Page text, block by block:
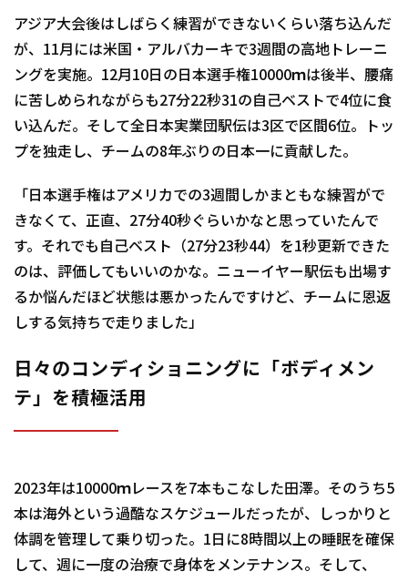
アジア大会後はしばらく練習ができないくらい落ち込んだ
が、11月には米国・アルバカーキで3週間の高地トレーニ
ングを実施。12月10日の日本選手権10000ｍは後半、腰痛
に苦しめられながらも27分22秒31の自己ベストで4位に食
い込んだ。そして全日本実業団駅伝は3区で区間6位。トッ
プを独走し、チームの8年ぶりの日本一に貢献した。
「日本選手権はアメリカでの3週間しかまともな練習がで
きなくて、正直、27分40秒ぐらいかなと思っていたんで
す。それでも自己ベスト（27分23秒44）を1秒更新できた
のは、評価してもいいのかな。ニューイヤー駅伝も出場す
るか悩んだほど状態は悪かったんですけど、チームに恩返
しする気持ちで走りました」
日々のコンディショニングに「ボディメン
テ」を積極活用
2023年は10000ｍレースを7本もこなした田澤。そのうち5
本は海外という過酷なスケジュールだったが、しっかりと
体調を管理して乗り切った。1日に8時間以上の睡眠を確保
して、週に一度の治療で身体をメンテナンス。そして、